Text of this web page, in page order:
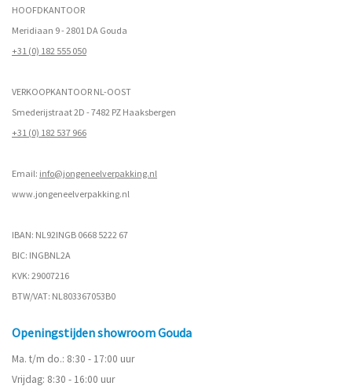
HOOFDKANTOOR
Meridiaan 9 - 2801 DA Gouda
+31 (0) 182 555 050
VERKOOPKANTOOR NL-OOST
Smederijstraat 2D - 7482 PZ Haaksbergen
+31 (0) 182 537 966
Email: info@jongeneelverpakking.nl
www.jongeneelverpakking.nl
IBAN: NL92INGB 0668 5222 67
BIC: INGBNL2A
KVK: 29007216
BTW/VAT: NL803367053B0
Openingstijden showroom Gouda
Ma. t/m do.: 8:30 - 17:00 uur
Vrijdag: 8:30 - 16:00 uur